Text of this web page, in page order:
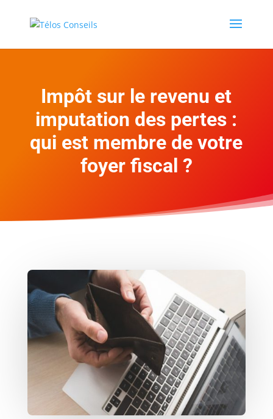
Impôt sur le revenu et
imputation des pertes :
qui est membre de votre
foyer fiscal ?